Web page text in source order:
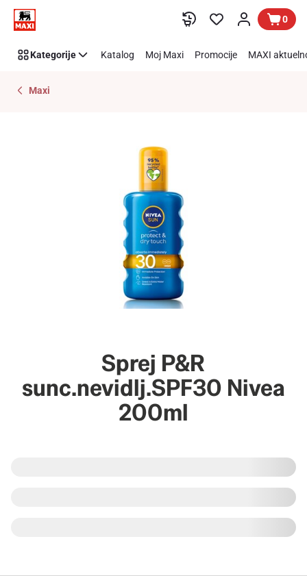
Preskoči link 0
Kategorije Katalog Moj Maxi Promocije MAXI
Maxi
Sprej P&R
sunc.nevidlj.SPF30 Nivea
200ml